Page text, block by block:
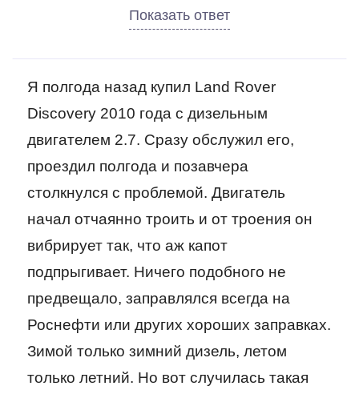
Я полгода назад купил Land Rover
Discovery 2010 года с дизельным
двигателем 2.7. Сразу обслужил его,
проездил полгода и позавчера
столкнулся с проблемой. Двигатель
начал отчаянно троить и от троения он
вибрирует так, что аж капот
подпрыгивает. Ничего подобного не
предвещало, заправлялся всегда на
Роснефти или других хороших заправках.
Зимой только зимний дизель, летом
только летний. Но вот случилась такая